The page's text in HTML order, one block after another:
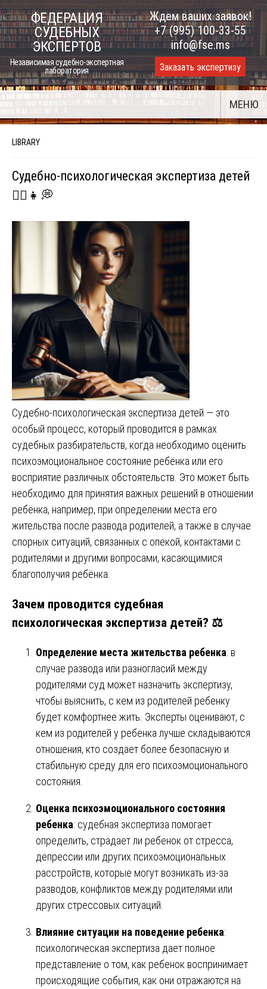
Skip
to
content
ФЕДЕРАЦИЯ
СУДЕБНЫХ
ЭКСПЕРТОВ
Независимая судебно-экспертная
лаборатория
Ждем ваших заявок!
+7 (995) 100-33-55
info@fse.ms
Заказать экспертизу
МЕНЮ
LIBRARY
Судебно-психологическая экспертиза детей
👨‍⚖️👧💭
Судебно-психологическая экспертиза детей — это
особый процесс, который проводится в рамках
судебных разбирательств, когда необходимо оценить
психоэмоциональное состояние ребёнка или его
восприятие различных обстоятельств. Это может быть
необходимо для принятия важных решений в отношении
ребёнка, например, при определении места его
жительства после развода родителей, а также в случае
спорных ситуаций, связанных с опекой, контактами с
родителями и другими вопросами, касающимися
благополучия ребёнка.
Зачем проводится судебная
психологическая экспертиза детей? ⚖️
Определение места жительства ребенка: в
случае развода или разногласий между
родителями суд может назначить экспертизу,
чтобы выяснить, с кем из родителей ребенку
будет комфортнее жить. Эксперты оценивают, с
кем из родителей у ребенка лучше складываются
отношения, кто создает более безопасную и
стабильную среду для его психоэмоционального
состояния.
Оценка психоэмоционального состояния
ребенка: судебная экспертиза помогает
определить, страдает ли ребенок от стресса,
депрессии или других психоэмоциональных
расстройств, которые могут возникать из-за
разводов, конфликтов между родителями или
других стрессовых ситуаций.
Влияние ситуации на поведение ребенка:
психологическая экспертиза дает полное
представление о том, как ребенок воспринимает
происходящие события, как они отражаются на